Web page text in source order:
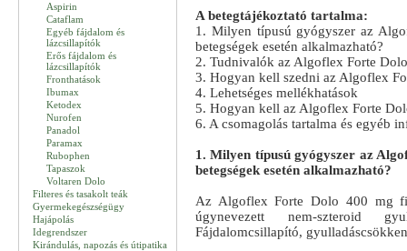
Aspirin
Cataflam
Egyéb fájdalom és
lázcsillapítók
Erős fájdalom és
lázcsillapítók
Fronthatások
Ibumax
Ketodex
Nurofen
Panadol
Paramax
Rubophen
Tapaszok
Voltaren Dolo
Filteres és tasakolt teák
Gyermekegészségügy
Hajápolás
Idegrendszer
Kirándulás, napozás és útipatika
A betegtájékoztató tartalma:
1. Milyen típusú gyógyszer az
betegségek esetén alkalmazható?
2. Tudnivalók az Algoflex Forte
3. Hogyan kell szedni az Algoflex
4. Lehetséges mellékhatások
5. Hogyan kell az Algoflex Forte
6. A csomagolás tartalma és egyéb
1. Milyen típusú gyógyszer az
betegségek esetén alkalmazható?
Az Algoflex Forte Dolo 400 mg
úgynevezett nem-szteroid
Fájdalomcsillapító,